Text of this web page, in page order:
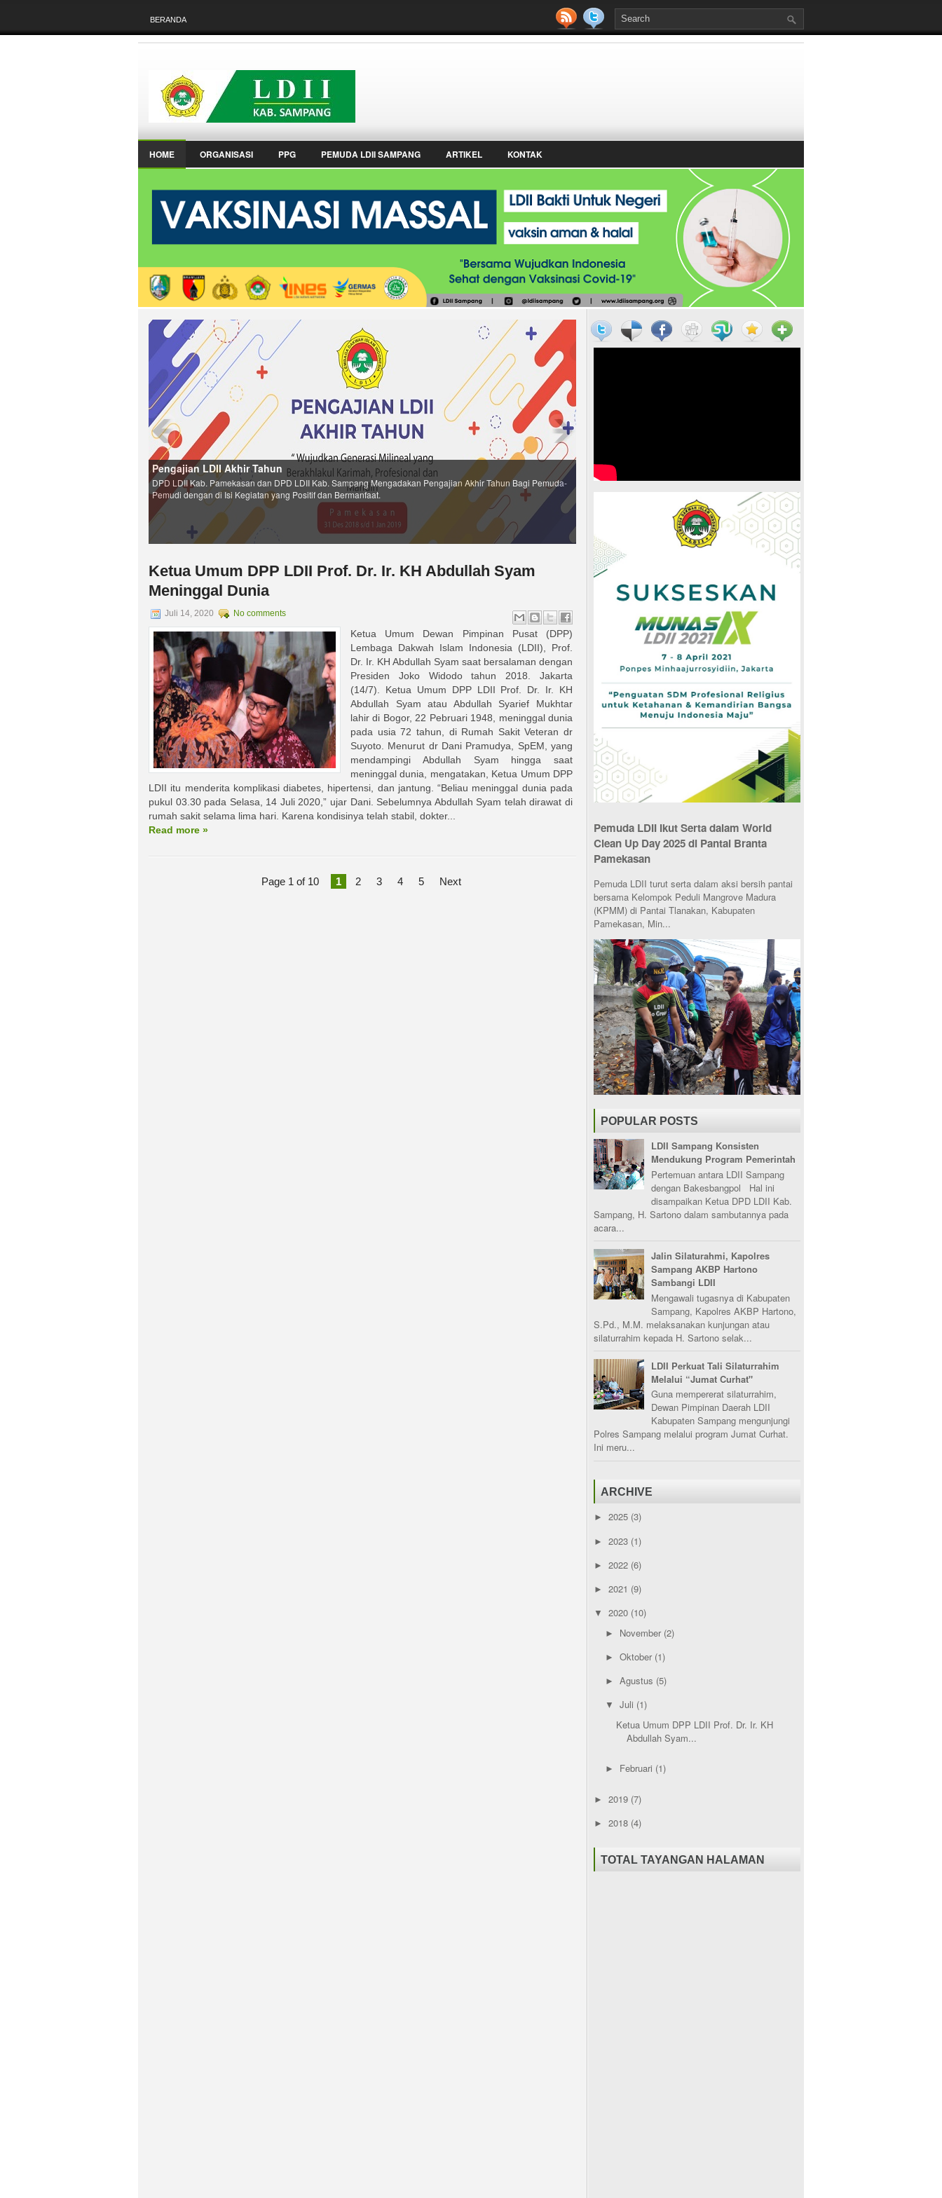
BERANDA
HOME ORGANISASI PPG PEMUDA LDII SAMPANG ARTIKEL KONTAK
Pengajian LDII Akhir Tahun
DPD LDII Kab. Pamekasan dan DPD LDII Kab. Sampang Mengadakan Pengajian Akhir Tahun Bagi Pemuda-
Pemudi dengan di Isi Kegiatan yang Positif dan Bermanfaat.
Ketua Umum DPP LDII Prof. Dr. Ir. KH Abdullah Syam
Meninggal Dunia
Juli 14, 2020 No comments
Ketua Umum Dewan Pimpinan Pusat (DPP)
Lembaga Dakwah Islam Indonesia (LDII), Prof.
Dr. Ir. KH Abdullah Syam saat bersalaman dengan
Presiden Joko Widodo tahun 2018. Jakarta
(14/7). Ketua Umum DPP LDII Prof. Dr. Ir. KH
Abdullah Syam atau Abdullah Syarief Mukhtar
lahir di Bogor, 22 Pebruari 1948, meninggal dunia
pada usia 72 tahun, di Rumah Sakit Veteran dr
Suyoto. Menurut dr Dani Pramudya, SpEM, yang
mendampingi Abdullah Syam hingga saat
meninggal dunia, mengatakan, Ketua Umum DPP
LDII itu menderita komplikasi diabetes, hipertensi, dan jantung. “Beliau meninggal dunia pada
pukul 03.30 pada Selasa, 14 Juli 2020,” ujar Dani. Sebelumnya Abdullah Syam telah dirawat di
rumah sakit selama lima hari. Karena kondisinya telah stabil, dokter...
Read more »
Page 1 of 10 1 2 3 4 5 Next
Pemuda LDII Ikut Serta dalam World
Clean Up Day 2025 di Pantai Branta
Pamekasan
Pemuda LDII turut serta dalam aksi bersih pantai
bersama Kelompok Peduli Mangrove Madura
(KPMM) di Pantai Tlanakan, Kabupaten
Pamekasan, Min...
POPULAR POSTS
LDII Sampang Konsisten
Mendukung Program Pemerintah
Pertemuan antara LDII Sampang
dengan Bakesbangpol Hal ini
disampaikan Ketua DPD LDII Kab.
Sampang, H. Sartono dalam sambutannya pada
acara...
Jalin Silaturahmi, Kapolres
Sampang AKBP Hartono
Sambangi LDII
Mengawali tugasnya di Kabupaten
Sampang, Kapolres AKBP Hartono,
S.Pd., M.M. melaksanakan kunjungan atau
silaturrahim kepada H. Sartono selak...
LDII Perkuat Tali Silaturrahim
Melalui “Jumat Curhat"
Guna mempererat silaturrahim,
Dewan Pimpinan Daerah LDII
Kabupaten Sampang mengunjungi
Polres Sampang melalui program Jumat Curhat.
Ini meru...
ARCHIVE
► 2025 (3)
► 2023 (1)
► 2022 (6)
► 2021 (9)
▼ 2020 (10)
► November (2)
► Oktober (1)
► Agustus (5)
▼ Juli (1)
Ketua Umum DPP LDII Prof. Dr. Ir. KH
Abdullah Syam...
► Februari (1)
► 2019 (7)
► 2018 (4)
TOTAL TAYANGAN HALAMAN